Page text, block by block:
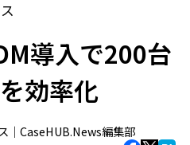
導入で200台
効率化
｜ CaseHUB.News編集部